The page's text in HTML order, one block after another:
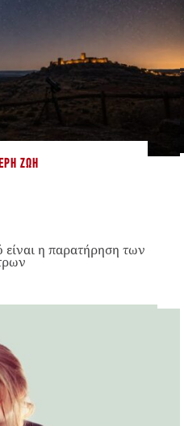
ΖΩΉ
είναι η παρατήρηση των